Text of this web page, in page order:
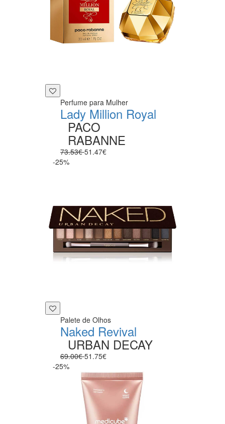
Perfume para Mulher
Lady Million Royal
PACO
RABANNE
73.53€51.47€
-25%
Palete de Olhos
Naked Revival
URBAN DECAY
69.00€51.75€
-25%